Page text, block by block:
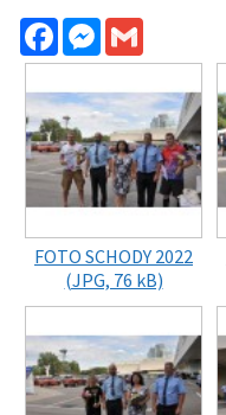
FacebookMessenger
FOTO SCHODY 2022
(JPG, 76 kB)